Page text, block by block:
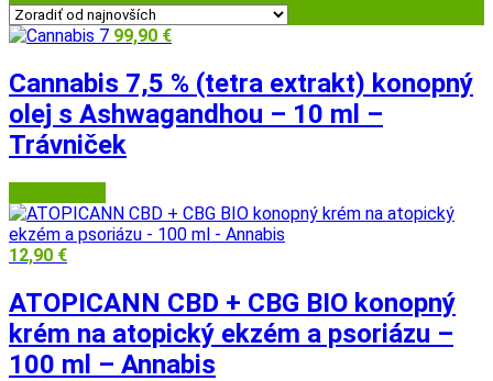
99,90 €
Cannabis 7,5 % (tetra extrakt) konopný
olej s Ashwagandhou – 10 ml –
Trávniček
12,90 €
ATOPICANN CBD + CBG BIO konopný
krém na atopický ekzém a psoriázu –
100 ml – Annabis